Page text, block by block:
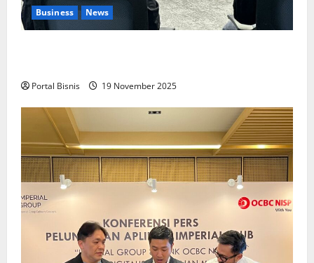
Business News
Portal Bisnis 19 November 2025